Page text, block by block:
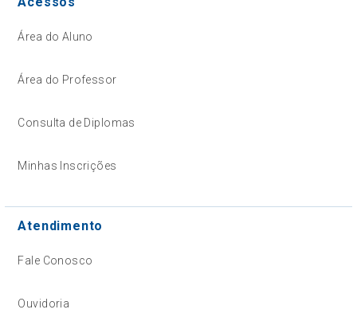
Área do Aluno
Área do Professor
Consulta de Diplomas
Minhas Inscrições
Atendimento
Fale Conosco
Ouvidoria